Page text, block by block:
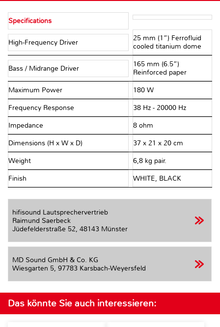
Specifications
High-Frequency Driver
25 mm (1”) Ferrofluid
cooled titanium dome
Bass / Midrange Driver
165 mm (6.5”)
Reinforced paper
Maximum Power 180 W
Frequency Response 38 Hz - 20000 Hz
Impedance 8 ohm
Dimensions (H x W x D) 37 x 21 x 20 cm
Weight 6,8 kg pair.
Finish WHITE, BLACK
hifisound Lautsprechervertrieb
Raimund Saerbeck
Jüdefelderstraße 52, 48143 Münster
MD Sound GmbH & Co. KG
Wiesgarten 5, 97783 Karsbach-Weyersfeld
Das könnte Sie auch interessieren: